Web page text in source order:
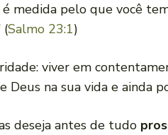
medida pelo que você
(Salmo 23:1)
viver em
Deus na sua vida e ainda
deseja antes de tudo